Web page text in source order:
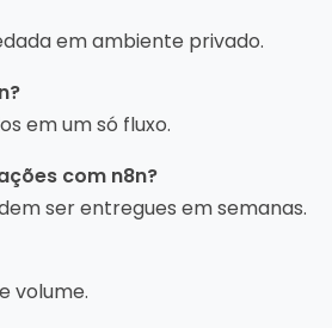
em ambiente privado.
em um só fluxo.
com n8n?
ser entregues em semanas.
volume.